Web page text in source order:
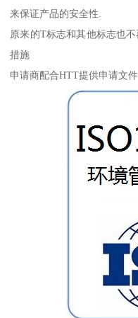
来保证产品的安全性.
原来的T标志和其他标志也
措施
申请商配合HTT提供申请文件